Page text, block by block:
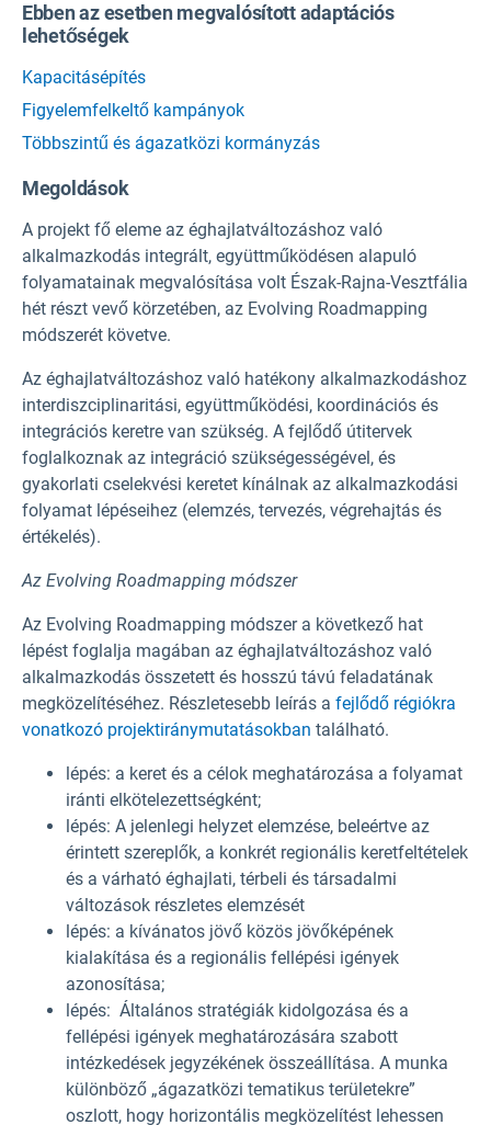
Ebben az esetben megvalósított adaptációs
lehetőségek
Kapacitásépítés
Figyelemfelkeltő kampányok
Többszintű és ágazatközi kormányzás
Megoldások
A projekt fő eleme az éghajlatváltozáshoz való
alkalmazkodás integrált, együttműködésen alapuló
folyamatainak megvalósítása volt Észak-Rajna-Vesztfália
hét részt vevő körzetében, az Evolving Roadmapping
módszerét követve.
Az éghajlatváltozáshoz való hatékony alkalmazkodáshoz
interdiszciplinaritási, együttműködési, koordinációs és
integrációs keretre van szükség. A fejlődő útitervek
foglalkoznak az integráció szükségességével, és
gyakorlati cselekvési keretet kínálnak az alkalmazkodási
folyamat lépéseihez (elemzés, tervezés, végrehajtás és
értékelés).
Az Evolving Roadmapping módszer
Az Evolving Roadmapping módszer a következő hat
lépést foglalja magában az éghajlatváltozáshoz való
alkalmazkodás összetett és hosszú távú feladatának
megközelítéséhez. Részletesebb leírás a fejlődő régiókra
vonatkozó projektiránymutatásokban található.
lépés: a keret és a célok meghatározása a folyamat
iránti elkötelezettségként;
lépés: A jelenlegi helyzet elemzése, beleértve az
érintett szereplők, a konkrét regionális keretfeltételek
és a várható éghajlati, térbeli és társadalmi
változások részletes elemzését
lépés: a kívánatos jövő közös jövőképének
kialakítása és a regionális fellépési igények
azonosítása;
lépés: Általános stratégiák kidolgozása és a
fellépési igények meghatározására szabott
intézkedések jegyzékének összeállítása. A munka
különböző „ágazatközi tematikus területekre”
oszlott, hogy horizontális megközelítést lehessen